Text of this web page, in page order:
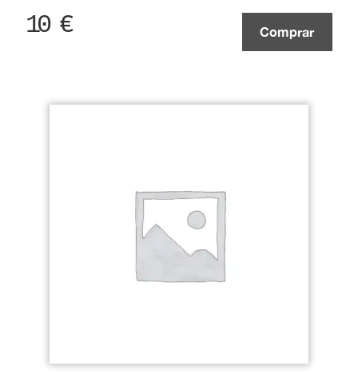
10 € Comprar